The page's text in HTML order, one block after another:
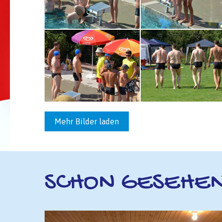
Mehr Bilder laden
SCHON